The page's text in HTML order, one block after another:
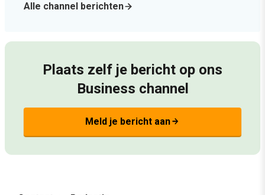
Alle channel berichten
Plaats zelf je bericht op ons
Business channel
Meld je bericht aanarrow_forward